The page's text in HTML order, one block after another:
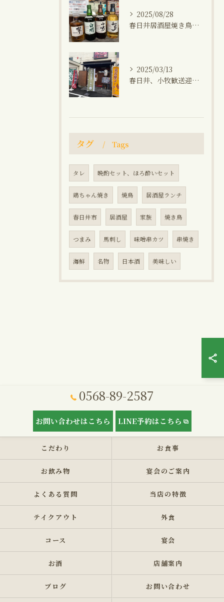
2025/08/28
春日井居酒屋焼き鳥小牧生秋刀魚プレミアムウィスキー(山崎、知多、白州、響)飲み会1人飲み晩ご飯
2025/03/13
春日井、小牧歓送迎会飲み放題コース、焼き鳥、馬刺し、生ビール、角ハイボール、晩御飯
タグ Tags
タレ 晩酌セット、ほろ酔いセット
鶏ちゃん焼き 焼鳥 居酒屋ランチ
春日井市 居酒屋 家族 焼き鳥
つまみ 馬刺し 味噌串カツ 串焼き
海鮮 名物 日本酒 美味しい
0568-89-2587
お問い合わせはこちら LINE予約はこちら
こだわり お食事
お飲み物 宴会のご案内
よくある質問 当店の特徴
テイクアウト 外食
コース 宴会
お酒 店舗案内
ブログ お問い合わせ